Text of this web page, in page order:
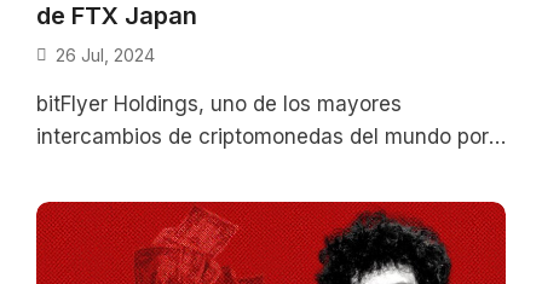
de FTX Japan
26 Jul, 2024
bitFlyer Holdings, uno de los mayores
intercambios de criptomonedas del mundo por
Japan,